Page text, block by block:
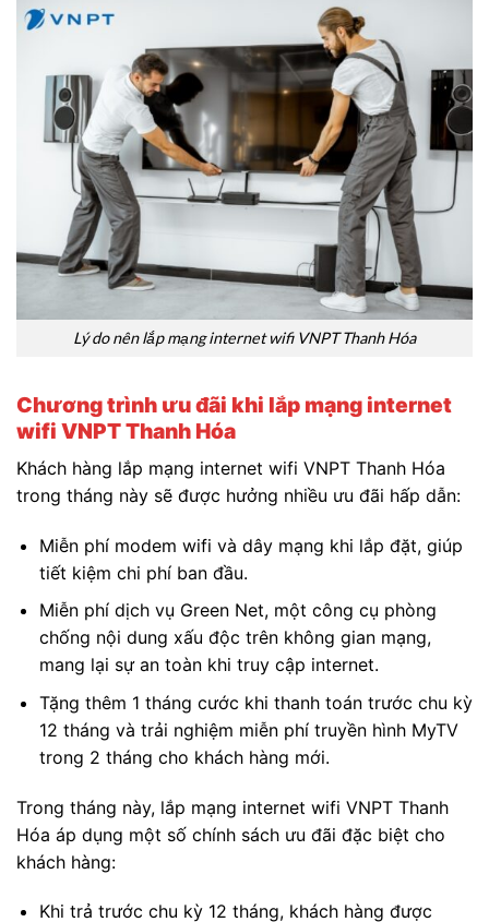
Lý do nên lắp mạng internet wifi VNPT Thanh Hóa
Chương trình ưu đãi khi lắp mạng internet
wifi VNPT Thanh Hóa
Khách hàng lắp mạng internet wifi VNPT Thanh Hóa
trong tháng này sẽ được hưởng nhiều ưu đãi hấp dẫn:
Miễn phí modem wifi và dây mạng khi lắp đặt, giúp
tiết kiệm chi phí ban đầu.
Miễn phí dịch vụ Green Net, một công cụ phòng
chống nội dung xấu độc trên không gian mạng,
mang lại sự an toàn khi truy cập internet.
Tặng thêm 1 tháng cước khi thanh toán trước chu kỳ
12 tháng và trải nghiệm miễn phí truyền hình MyTV
trong 2 tháng cho khách hàng mới.
Trong tháng này, lắp mạng internet wifi VNPT Thanh
Hóa áp dụng một số chính sách ưu đãi đặc biệt cho
khách hàng:
Khi trả trước chu kỳ 12 tháng, khách hàng được